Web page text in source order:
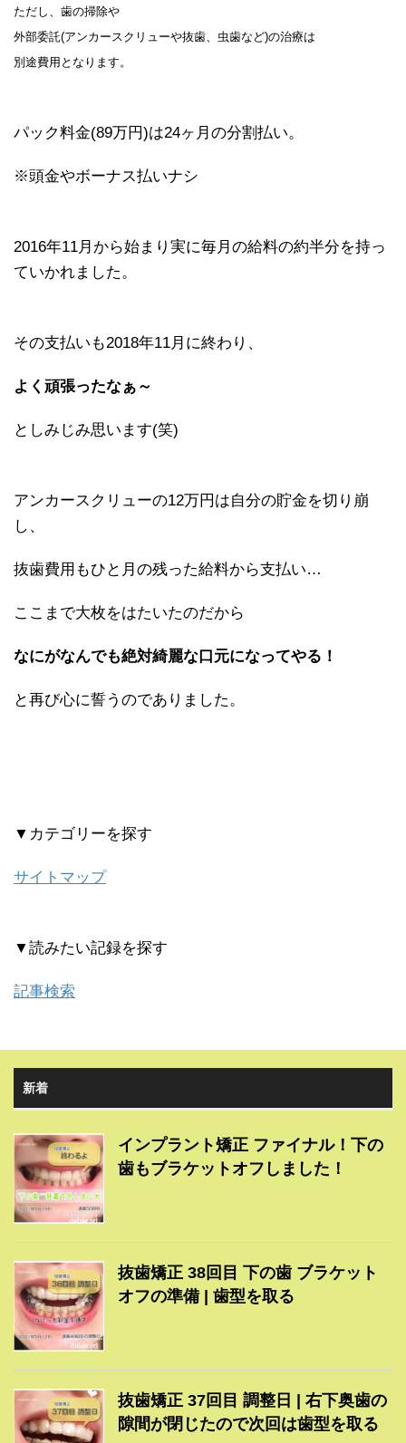
ただし、歯の掃除や
外部委託(アンカースクリューや抜歯、虫歯など)の治療は
別途費用となります。
パック料金(89万円)は24ヶ月の分割払い。
※頭金やボーナス払いナシ
2016年11月から始まり実に毎月の給料の約半分を持っ
ていかれました。
その支払いも2018年11月に終わり、
よく頑張ったなぁ～
としみじみ思います(笑)
アンカースクリューの12万円は自分の貯金を切り崩
し、
抜歯費用もひと月の残った給料から支払い…
ここまで大枚をはたいたのだから
なにがなんでも絶対綺麗な口元になってやる！
と再び心に誓うのでありました。
▼カテゴリーを探す
サイトマップ
▼読みたい記録を探す
記事検索
新着
インプラント矯正 ファイナル！下の
歯もブラケットオフしました！
抜歯矯正 38回目 下の歯 ブラケット
オフの準備 | 歯型を取る
抜歯矯正 37回目 調整日 | 右下奥歯の
隙間が閉じたので次回は歯型を取る